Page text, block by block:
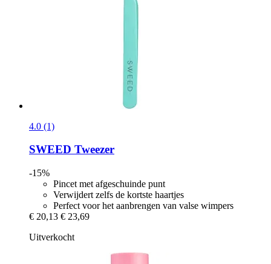
4.0 (1)
SWEED Tweezer
-15%
Pincet met afgeschuinde punt
Verwijdert zelfs de kortste haartjes
Perfect voor het aanbrengen van valse wimpers
€ 20,13 € 23,69
Uitverkocht